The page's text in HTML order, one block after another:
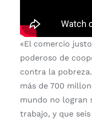
«El comercio
poderoso de
contra la
más de 700
mundo no logran
trabajo, y que